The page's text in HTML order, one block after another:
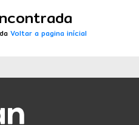
Voltar a pagina inícial